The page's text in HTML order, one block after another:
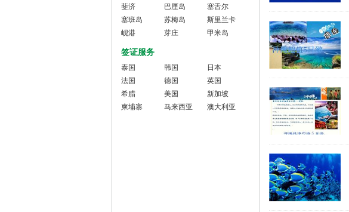
斐济
巴厘岛
塞舌尔
塞班岛
苏梅岛
斯里兰卡
岘港
芽庄 甲米岛
签证服务
泰国 韩国
日本
法国
德国
英国
希腊
美国
新加坡
柬埔寨
马来西亚 澳大利亚